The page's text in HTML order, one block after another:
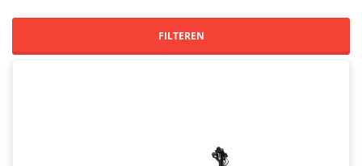
FILTEREN